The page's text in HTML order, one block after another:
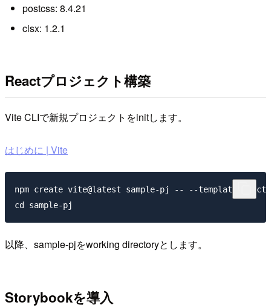
postcss: 8.4.21
clsx: 1.2.1
Reactプロジェクト構築
Vite CLIで新規プロジェクトをinitします。
はじめに | Vite
npm create vite@latest sample-pj -- --template
以降、sample-pjをworking directoryとします。
Storybookを導入